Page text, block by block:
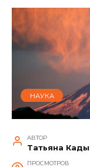
НАУКА
АВТОР
Татьяна
ПРОСМОТРОВ